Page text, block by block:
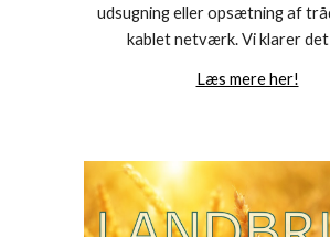
udsugning eller opsætning af
kablet netværk. Vi klarer det
Læs mere her!